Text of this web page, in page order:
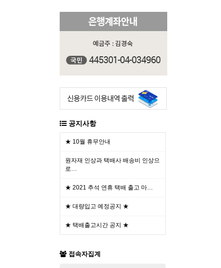
공지사항
★ 10월 휴무안내
원자재 인상과 택배사 배송비 인상으
로…
★ 2021 추석 연휴 택배 출고 마…
★ 대량입고 예정공지 ★
★ 택배출고시간 공지 ★
접속자집계